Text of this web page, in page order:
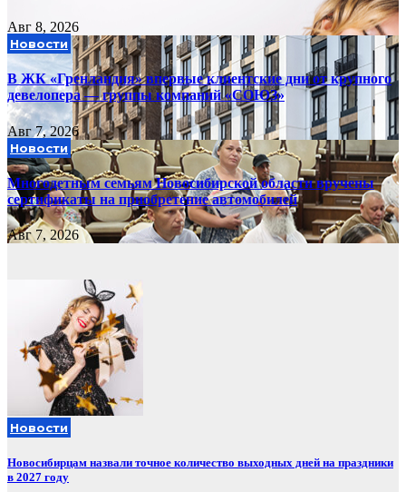
Авг 8, 2026
Новости
В ЖК «Гренландия» впервые клиентские дни от крупного
девелопера — группы компаний «СОЮЗ»
Авг 7, 2026
Новости
Многодетным семьям Новосибирской области вручены
сертификаты на приобретение автомобилей
Авг 7, 2026
Новости
Новосибирцам назвали точное количество выходных дней на праздники
в 2027 году